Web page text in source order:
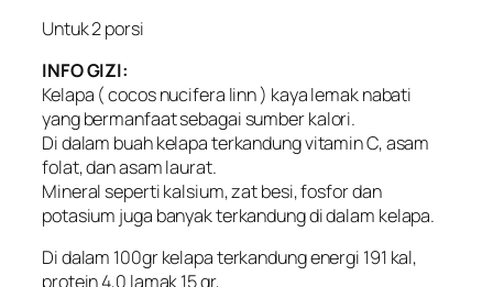
Untuk 2 porsi
INFO GIZI:
Kelapa ( cocos nucifera linn ) kaya lemak nabati
yang bermanfaat sebagai sumber kalori.
Di dalam buah kelapa terkandung vitamin C, asam
folat, dan asam laurat.
Mineral seperti kalsium, zat besi, fosfor dan
potasium juga banyak terkandung di dalam kelapa.
Di dalam 100gr kelapa terkandung energi 191 kal,
protein 4,0 lamak 15 gr,